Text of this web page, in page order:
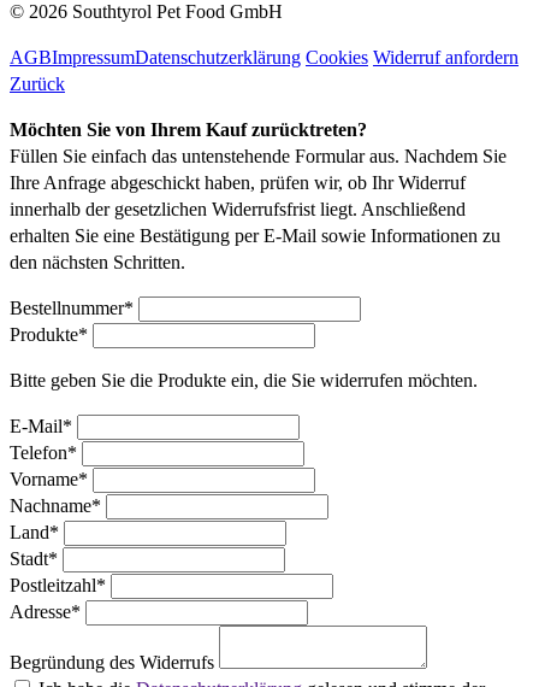
© 2026 Southtyrol Pet Food GmbH
AGBImpressumDatenschutzerklärung Cookies Widerruf anfordern
Zurück
Möchten Sie von Ihrem Kauf zurücktreten?
Füllen Sie einfach das untenstehende Formular aus. Nachdem Sie
Ihre Anfrage abgeschickt haben, prüfen wir, ob Ihr Widerruf
innerhalb der gesetzlichen Widerrufsfrist liegt. Anschließend
erhalten Sie eine Bestätigung per E-Mail sowie Informationen zu
den nächsten Schritten.
Bestellnummer*
Produkte*
Bitte geben Sie die Produkte ein, die Sie widerrufen möchten.
E-Mail*
Telefon*
Vorname*
Nachname*
Land*
Stadt*
Postleitzahl*
Adresse*
Begründung des Widerrufs